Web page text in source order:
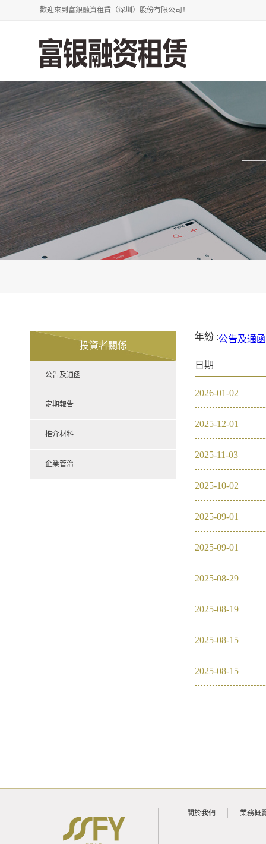
歡迎來到富銀融資租賃（深圳）股份有限公司！
投資者關係
公告及通函
2021
2020
2019
定期報告
推介材料
企業管治
年紛 :公告及通函
推介材料
企業管治
日期
2026-01-02
2025-12-01
2025-11-03
2025-10-02
2025-09-01
2025-09-01
2025-08-29
2025-08-19
2025-08-15
2025-08-15
關於我們 業務概